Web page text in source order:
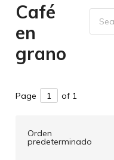
todos
los
Café
en
grano
Page of 1
Orden
predeterminado